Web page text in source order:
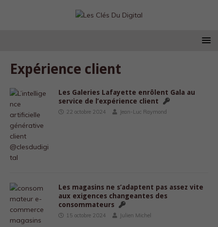
Expérience client
Les Galeries Lafayette enrôlent Gala au
service de l’expérience client
22 octobre 2024 Jean-Luc Raymond
Les magasins ne s’adaptent pas assez vite
aux exigences changeantes des
consommateurs
15 octobre 2024 Julien Michel